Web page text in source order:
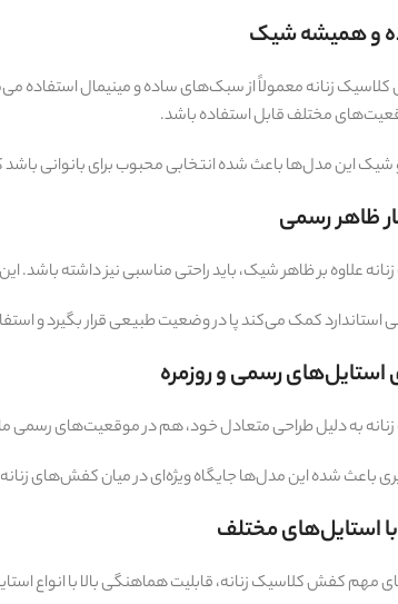
و همیشه شیک
زنانه معمولاً از سبک‌های ساده و مینیمال استفاده
مختلف قابل استفاده باشد.
این مدل‌ها باعث شده انتخابی محبوب برای بانوانی باشد
ظاهر رسمی
علاوه بر ظاهر شیک، باید راحتی مناسبی نیز داشته باشد.
استاندارد کمک می‌کند پا در وضعیت طبیعی قرار بگیرد و
استایل‌های رسمی و روزمره
به دلیل طراحی متعادل خود، هم در موقعیت‌های رسمی
باعث شده این مدل‌ها جایگاه ویژه‌ای در میان کفش‌های
استایل‌های مختلف
مهم کفش کلاسیک زنانه، قابلیت هماهنگی بالا با انواع